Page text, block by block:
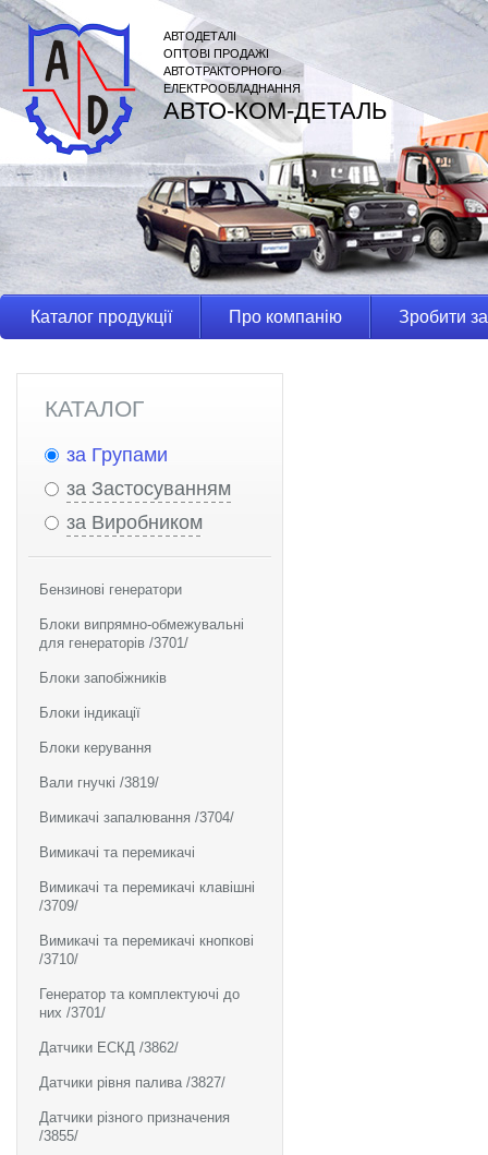
АВТОДЕТАЛІ
ОПТОВІ ПРОДАЖІ
АВТОТРАКТОРНОГО
ЕЛЕКТРООБЛАДНАННЯ
АВТО-КОМ-ДЕТАЛЬ
Каталог продукції Про компанію Зробити
КАТАЛОГ
за Групами
за Застосуванням
за Виробником
Бензинові генератори
Блоки випрямно-обмежувальні
для генераторів /3701/
Блоки запобіжників
Блоки індикації
Блоки керування
Вали гнучкі /3819/
Вимикачі запалювання /3704/
Вимикачі та перемикачі
Вимикачі та перемикачі клавішні
/3709/
Вимикачі та перемикачі кнопкові
/3710/
Генератор та комплектуючі до
них /3701/
Датчики ЕСКД /3862/
Датчики рівня палива /3827/
Датчики різного призначения
/3855/